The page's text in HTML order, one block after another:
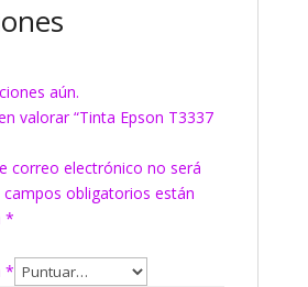
aún.
valorar “Tinta Epson T3337
correo electrónico no será
campos obligatorios están
*
*